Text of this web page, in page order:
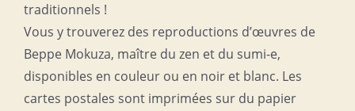
traditionnels !
Vous y trouverez des reproductions d’œuvres de
Beppe Mokuza, maître du zen et du sumi-e,
disponibles en couleur ou en noir et blanc. Les
cartes postales sont imprimées sur du papier